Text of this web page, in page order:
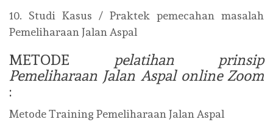
10. Studi Kasus / Praktek pemecahan masalah
Pemeliharaan Jalan Aspal
METODE pelatihan prinsip
Pemeliharaan Jalan Aspal online Zoom
:
Metode Training Pemeliharaan Jalan Aspal